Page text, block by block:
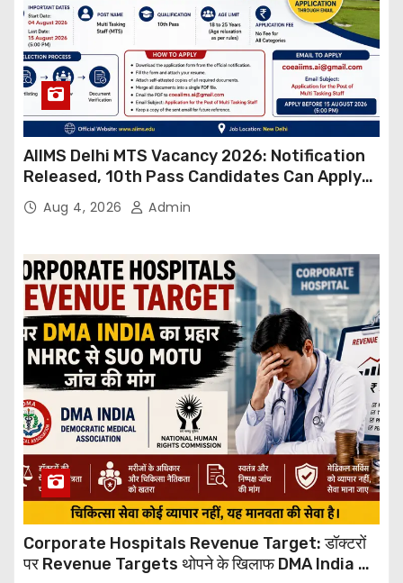
AIIMS Delhi MTS Vacancy 2026: Notification
Released, 10th Pass Candidates Can Apply
Through Email
Aug 4, 2026 Admin
Corporate Hospitals Revenue Target: डॉक्टरों
पर Revenue Targets थोपने के खिलाफ DMA India का